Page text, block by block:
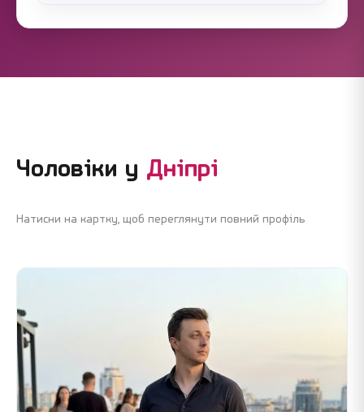
Чоловіки у Дніпрі
Натисни на картку, щоб переглянути повний профіль